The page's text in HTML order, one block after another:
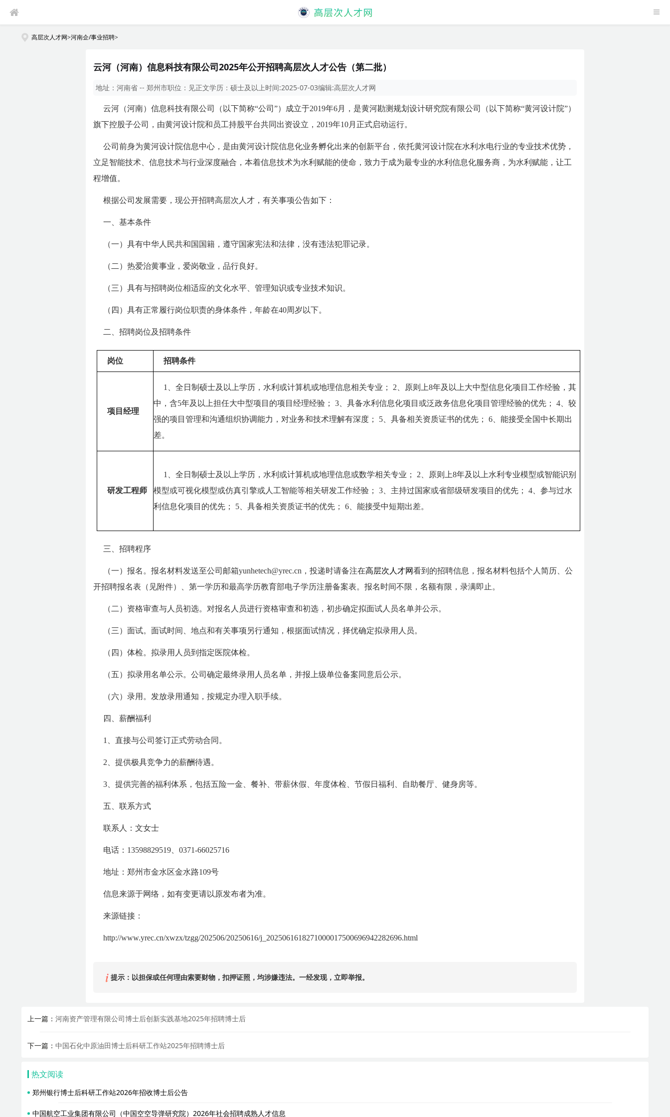
高层次人才网>河南企/事业招聘>
云河（河南）信息科技有限公司2025年公开招聘高层次人才公告（第二批）
地址： 河南省 -- 郑州市职位： 见正文学历： 硕士及以上时间:2025-07-03编辑:高层次人才网
云河（河南）信息科技有限公司（以下简称“公司”）成立于2019年6月，是黄河勘测规划设计研究院有限公司（以下简称“黄河设计院”）
旗下控股子公司，由黄河设计院和员工持股平台共同出资设立， 2019年10月正式启动运行。
公司前身为黄河设计院信息中心，是由黄河设计院信息化业务孵化出来的创新平台，依托黄河设计院在水利水电行业的专业技术优势，
立足智能技术、信息技术与行业深度融合，本着信息技术为水利赋能的使命，致力于成为最专业的水利信息化服务商，为水利赋能，让工
程增值。
根据公司发展需要，现公开招聘高层次人才，有关事项公告如下：
一、基本条件
（一） 具有中华人民共和国国籍，遵守国家宪法和法律，没有违法犯罪记录。
（二） 热爱治黄事业，爱岗敬业，品行良好。
（三） 具有与招聘岗位相适应的文化水平、管理知识或专业技术知识。
（四） 具有正常履行岗位职责的身体条件，年龄在40周岁以下。
二、招聘岗位及招聘条件
岗位 招聘条件
项目经理
1、全日制硕士及以上学历，水利或计算机或地理信息相关专业；
2、原则上8年及以上大中型信息化项目工作经验，其
中，含5年及以上担任大中型项目的项目经理经验；
3、具备水利信息化项目或泛政务信息化项目管理经验的优先；
4、较
强的项目管理和沟通组织协调能力，对业务和技术理解有深度；
5、具备相关资质证书的优先；
6、能接受全国中长期出
差。
研发工程师
1、全日制硕士及以上学历，水利或计算机或地理信息或数学相关专业；
2、原则上8年及以上水利专业模型或智能识别
模型或可视化模型或仿真引擎或人工智能等相关研发工作经验；
3、主持过国家或省部级研发项目的优先；
4、参与过水
利信息化项目的优先；
5、具备相关资质证书的优先； 6、能接受中短期出差。
三、招聘程序
（一） 报名。报名材料发送至公司邮箱yunhetech@yrec.cn ，投递时请备注在高层次人才网看到的招聘信息，报名材料包括个人简历、公
开招聘报名表（见附件）、第一学历和最高学历教育部电子学历注册备案表。报名时间不限，名额有限，录满即止。
（二） 资格审查与人员初选。对报名人员进行资格审查和初选，初步确定拟面试人员名单并公示。
（三） 面试。面试时间、地点和有关事项另行通知，根据面试情况，择优确定拟录用人员。
（四） 体检。拟录用人员到指定医院体检。
（五） 拟录用名单公示。公司确定最终录用人员名单，并报上级单位备案同意后公示。
（六） 录用。发放录用通知，按规定办理入职手续。
四、薪酬福利
1 、直接与公司签订正式劳动合同。
2 、提供极具竞争力的薪酬待遇。
3 、提供完善的福利体系，包括五险一金、餐补、带薪休假、年度体检、节假日福利、自助餐厅、健身房等。
五、联系方式
联系人：文女士
电话： 13598829519、0371-66025716
地址：郑州市金水区金水路109号
信息来源于网络，如有变更请以原发布者为准。
来源链接：
http://www.yrec.cn/xwzx/tzgg/202506/20250616/j_2025061618271000017500696942282696.html
提示：以担保或任何理由索要财物，扣押证照，均涉嫌违法。一经发现，立即举报。
上一篇：河南资产管理有限公司博士后创新实践基地2025年招聘博士后
下一篇：中国石化中原油田博士后科研工作站2025年招聘博士后
热文阅读
郑州银行博士后科研工作站2026年招收博士后公告
中国航空工业集团有限公司（中国空空导弹研究院）2026年社会招聘成熟人才信息